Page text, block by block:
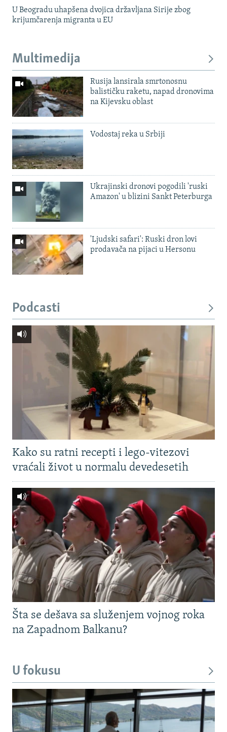
U Beogradu uhapšena dvojica državljana Sirije zbog
krijumčarenja migranta u EU
Multimedija
Rusija lansirala smrtonosnu
balističku raketu, napad dronovima
na Kijevsku oblast
Vodostaj reka u Srbiji
Ukrajinski dronovi pogodili 'ruski
Amazon' u blizini Sankt Peterburga
'Ljudski safari': Ruski dron lovi
prodavača na pijaci u Hersonu
Podcasti
Kako su ratni recepti i lego-vitezovi
vraćali život u normalu devedesetih
Šta se dešava sa služenjem vojnog roka
na Zapadnom Balkanu?
U fokusu